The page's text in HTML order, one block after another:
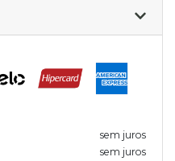
sem juros
sem juros